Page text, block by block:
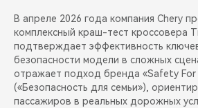
В апреле 2026 года компания Chery
комплексный краш-тест кроссовера
подтверждает эффективность
безопасности модели в сложных
отражает подход бренда «Safety For
(«Безопасность для семьи»),
пассажиров в реальных дорожных